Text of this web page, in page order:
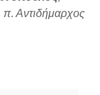
Αντιδήμαρχος